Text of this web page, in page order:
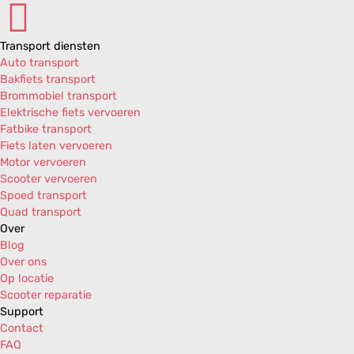
Transport diensten
Auto transport
Bakfiets transport
Brommobiel transport
Elektrische fiets vervoeren
Fatbike transport
Fiets laten vervoeren
Motor vervoeren
Scooter vervoeren
Spoed transport
Quad transport
Over
Blog
Over ons
Op locatie
Scooter reparatie
Support
Contact
FAQ